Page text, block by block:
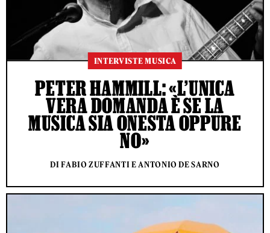
INTERVISTE MUSICA
PETER HAMMILL: «L’UNICA
VERA DOMANDA È SE LA
MUSICA SIA ONESTA OPPURE
NO»
DI FABIO ZUFFANTI E ANTONIO DE SARNO